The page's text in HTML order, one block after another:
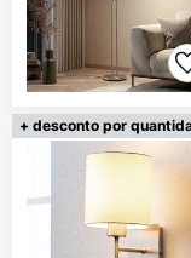
+ desconto por